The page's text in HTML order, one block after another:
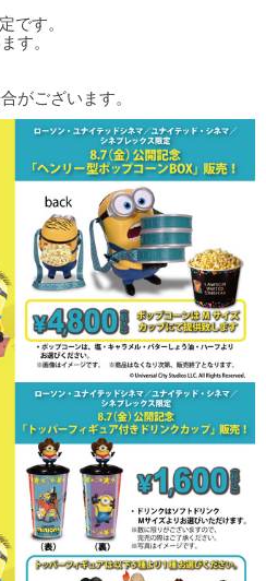
です。
す。
がございます。